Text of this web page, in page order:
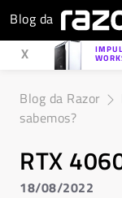
Blog da
X
Blog da Razor
sabemos?
RTX
18/08/2022